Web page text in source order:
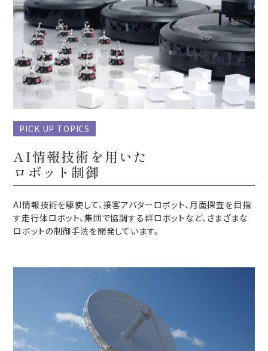
PICK UP TOPICS
AI情報技術を用いた
ロボット制御
AI情報技術を駆使して、接客アバターロボット、月面探査を目指
す走行体ロボット、集団で協調する群ロボットなど、さまざまな
ロボットの制御手法を開発しています。